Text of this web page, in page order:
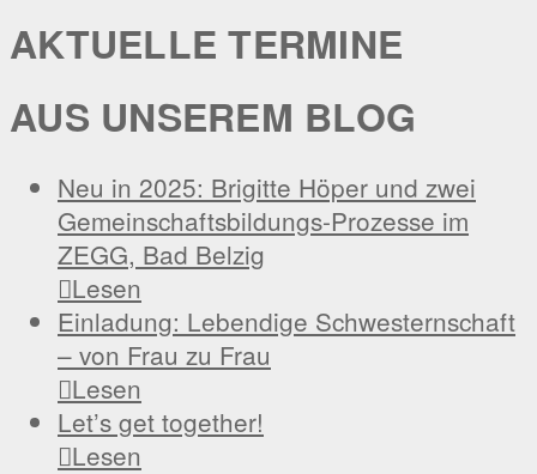
AKTUELLE TERMINE
AUS UNSEREM BLOG
Neu in 2025: Brigitte Höper und zwei
Gemeinschaftsbildungs-Prozesse im
ZEGG, Bad Belzig
Lesen
Einladung: Lebendige Schwesternschaft
– von Frau zu Frau
Lesen
Let’s get together!
Lesen